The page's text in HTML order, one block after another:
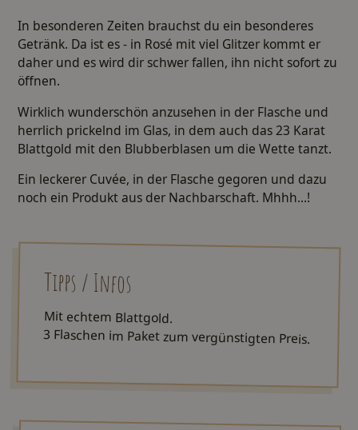
In besonderen Zeiten brauchst du ein besonderes
Getränk. Da ist es - in Rosé mit viel Glitzer kommt er
daher und es wird dir schwer fallen, ihn nicht sofort zu
öffnen.
Wirklich wunderschön anzusehen in der Flasche und
herrlich prickelnd im Glas, in dem auch das 23 Karat
Blattgold mit den Blubberblasen um die Wette tanzt.
Ein leckerer Cuvée, in der Flasche gegoren und dazu
noch ein Produkt aus der Nachbarschaft. Mhhh...!
Tipps / Infos
Mit echtem Blattgold.
3 Flaschen im Paket zum vergünstigten Preis.